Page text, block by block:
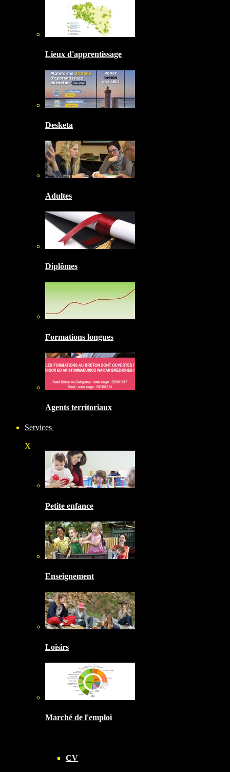
Lieux d'apprentissage
Desketa
Adultes
Diplômes
Formations longues
Agents territoriaux
Services
X
Petite enfance
Enseignement
Loisirs
Marché de l'emploi
CV